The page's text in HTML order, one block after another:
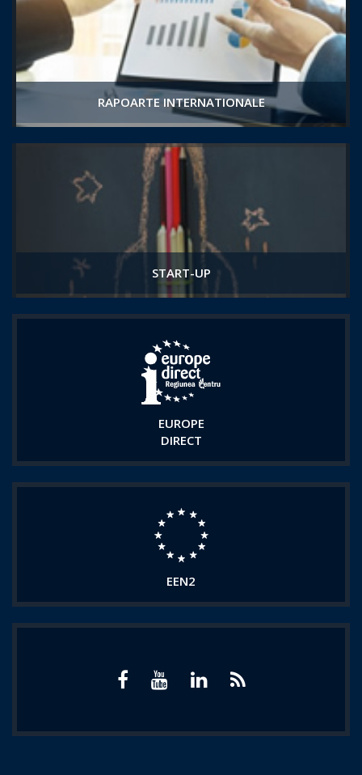
RAPOARTE INTERNATIONALE
START-UP
EUROPE
DIRECT
EEN2